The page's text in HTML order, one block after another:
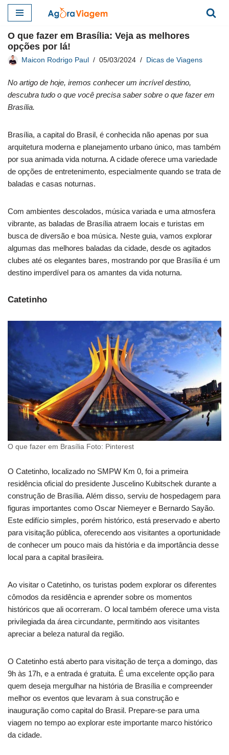
para
o
conteúdo
O que fazer em Brasília: Veja as melhores
opções por lá!
Maicon Rodrigo Paul 05/03/2024 Dicas de Viagens
No artigo de hoje, iremos conhecer um incrível destino,
descubra tudo o que você precisa saber sobre o que fazer em
Brasília.
Brasília, a capital do Brasil, é conhecida não apenas por sua
arquitetura moderna e planejamento urbano único, mas também
por sua animada vida noturna. A cidade oferece uma variedade
de opções de entretenimento, especialmente quando se trata de
baladas e casas noturnas.
Com ambientes descolados, música variada e uma atmosfera
vibrante, as baladas de Brasília atraem locais e turistas em
busca de diversão e boa música. Neste guia, vamos explorar
algumas das melhores baladas da cidade, desde os agitados
clubes até os elegantes bares, mostrando por que Brasília é um
destino imperdível para os amantes da vida noturna.
Catetinho
O que fazer em Brasília Foto: Pinterest
O Catetinho, localizado no SMPW Km 0, foi a primeira
residência oficial do presidente Juscelino Kubitschek durante a
construção de Brasília. Além disso, serviu de hospedagem para
figuras importantes como Oscar Niemeyer e Bernardo Sayão.
Este edifício simples, porém histórico, está preservado e aberto
para visitação pública, oferecendo aos visitantes a oportunidade
de conhecer um pouco mais da história e da importância desse
local para a capital brasileira.
Ao visitar o Catetinho, os turistas podem explorar os diferentes
cômodos da residência e aprender sobre os momentos
históricos que ali ocorreram. O local também oferece uma vista
privilegiada da área circundante, permitindo aos visitantes
apreciar a beleza natural da região.
O Catetinho está aberto para visitação de terça a domingo, das
9h às 17h, e a entrada é gratuita. É uma excelente opção para
quem deseja mergulhar na história de Brasília e compreender
melhor os eventos que levaram à sua construção e
inauguração como capital do Brasil. Prepare-se para uma
viagem no tempo ao explorar este importante marco histórico
da cidade.